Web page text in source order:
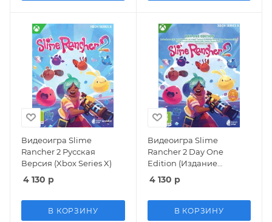
Видеоигра Slime
Rancher 2 Русская
Версия (Xbox Series X)
4 130 р
В КОРЗИНУ
Видеоигра Slime
Rancher 2 Day One
Edition (Издание
первого дня) Русская
Версия (Xbox Series X)
4 130 р
В КОРЗИНУ